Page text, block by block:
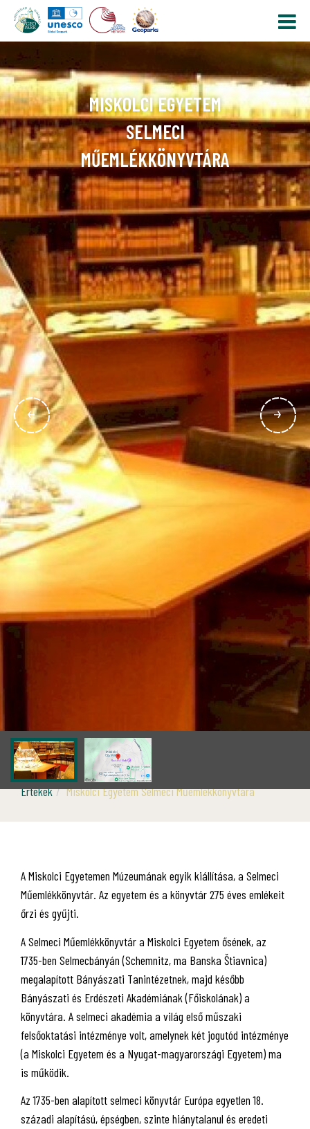
MISKOLCI EGYETEM
SELMECI
MŰEMLÉKKÖNYVTÁRA
Értékek Miskolci Egyetem Selmeci Műemlékkönyvtára
A Miskolci Egyetemen Múzeumának egyik kiállítása, a Selmeci
Műemlékkönyvtár. Az egyetem és a könyvtár 275 éves emlékeit
őrzi és gyűjti.
A Selmeci Műemlékkönyvtár a Miskolci Egyetem ősének, az
1735-ben Selmecbányán (Schemnitz, ma Banska Štiavnica)
megalapított Bányászati Tanintézetnek, majd később
Bányászati és Erdészeti Akadémiának (Főiskolának) a
könyvtára. A selmeci akadémia a világ első műszaki
felsőoktatási intézménye volt, amelynek két jogutód intézménye
(a Miskolci Egyetem és a Nyugat-magyarországi Egyetem) ma
is működik.
Az 1735-ben alapított selmeci könyvtár Európa egyetlen 18.
századi alapítású, épségben, szinte hiánytalanul és eredeti